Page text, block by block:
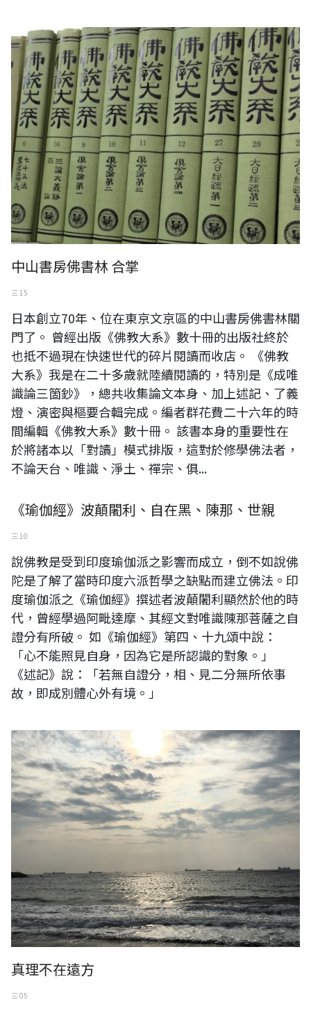
中山書房佛書林 合掌
中山書房佛書林 合掌
三 15
日本創立70年、位在東京文京區的中山書房佛書林關
門了。 曾經出版《佛教大系》數十冊的出版社終於
也抵不過現在快速世代的碎片閱讀而收店。 《佛教
大系》我是在二十多歲就陸續閱讀的，特別是《成唯
識論三箇鈔》，總共收集論文本身、加上述記、了義
燈、演密與樞要合輯完成。編者群花費二十六年的時
間編輯《佛教大系》數十冊。 該書本身的重要性在
於將諸本以「對讀」模式排版，這對於修學佛法者，
不論天台、唯識、淨土、禪宗、俱...
《瑜伽經》波顛闍利、自在黑、陳那、世親
三 10
說佛教是受到印度瑜伽派之影響而成立，倒不如說佛
陀是了解了當時印度六派哲學之缺點而建立佛法。印
度瑜伽派之《瑜伽經》撰述者波顛闍利顯然於他的時
代，曾經學過阿毗達摩、其經文對唯識陳那菩薩之自
證分有所破。 如《瑜伽經》第四、十九頌中說：
「心不能照見自身，因為它是所認識的對象。」
《述記》說：「若無自證分，相、見二分無所依事
故，即成別體心外有境。」
王穆提隨筆：真理不在遠方
真理不在遠方
三 05